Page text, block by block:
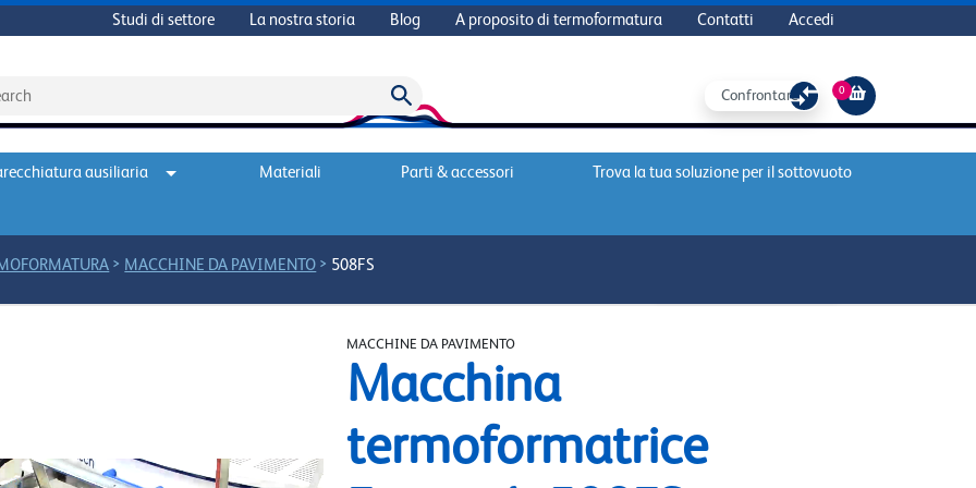
Studi di settore La nostra storia Blog A proposito di termoformatura Contatti Accedi
Confrontare 0
ausiliaria Materiali Parti & accessori Trova la tua soluzione per il sottovuoto
> MACCHINE DA PAVIMENTO > 508FS
MACCHINE DA PAVIMENTO
Macchina
termoformatrice